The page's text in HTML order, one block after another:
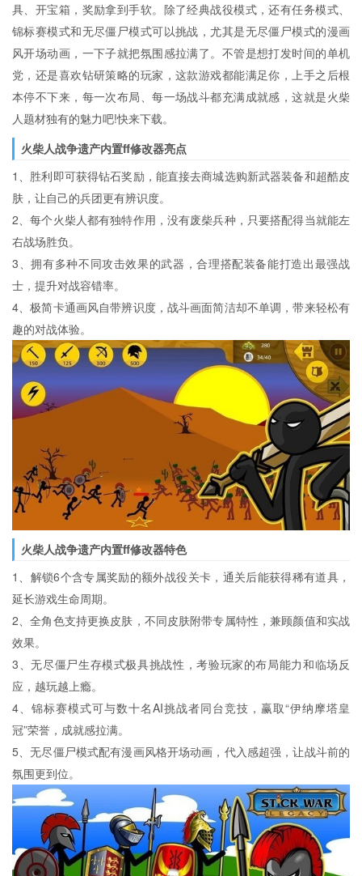
具、开宝箱，奖励拿到手软。除了经典战役模式，还有任务模式、
锦标赛模式和无尽僵尸模式可以挑战，尤其是无尽僵尸模式的漫画
风开场动画，一下子就把氛围感拉满了。不管是想打发时间的单机
党，还是喜欢钻研策略的玩家，这款游戏都能满足你，上手之后根
本停不下来，每一次布局、每一场战斗都充满成就感，这就是火柴
人题材独有的魅力吧!快来下载。
火柴人战争遗产内置ff修改器亮点
1、胜利即可获得钻石奖励，能直接去商城选购新武器装备和超酷皮
肤，让自己的兵团更有辨识度。
2、每个火柴人都有独特作用，没有废柴兵种，只要搭配得当就能左
右战场胜负。
3、拥有多种不同攻击效果的武器，合理搭配装备能打造出最强战
士，提升对战容错率。
4、极简卡通画风自带辨识度，战斗画面简洁却不单调，带来轻松有
趣的对战体验。
火柴人战争遗产内置ff修改器特色
1、解锁6个含专属奖励的额外战役关卡，通关后能获得稀有道具，
延长游戏生命周期。
2、全角色支持更换皮肤，不同皮肤附带专属特性，兼顾颜值和实战
效果。
3、无尽僵尸生存模式极具挑战性，考验玩家的布局能力和临场反
应，越玩越上瘾。
4、锦标赛模式可与数十名AI挑战者同台竞技，赢取“伊纳摩塔皇
冠”荣誉，成就感拉满。
5、无尽僵尸模式配有漫画风格开场动画，代入感超强，让战斗前的
氛围更到位。